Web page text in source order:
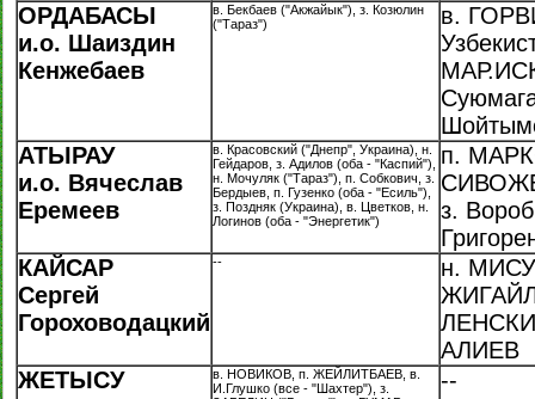
ОРДАБАСЫ
и.о. Шаиздин
Кенжебаев
в. Бекбаев ("Акжайык"), з. Козюлин
("Тараз")
в.
АТЫРАУ
и.о. Вячеслав
Еремеев
в. Красовский ("Днепр", Украина), н.
Гейдаров, з. Адилов (оба - "Каспий"),
н. Мочуляк ("Тараз"), п. Собкович, з.
Бердыев, п. Гузенко (оба - "Есиль"),
з. Поздняк (Украина), в. Цветков, н.
Логинов (оба - "Энергетик")
п.
з.
КАЙСАР
Сергей
Гороховодацкий
--
н.
АЛИЕВ
ЖЕТЫСУ
в. НОВИКОВ, п. ЖЕЙЛИТБАЕВ, в.
И.Глушко (все - "Шахтер"), з.
--